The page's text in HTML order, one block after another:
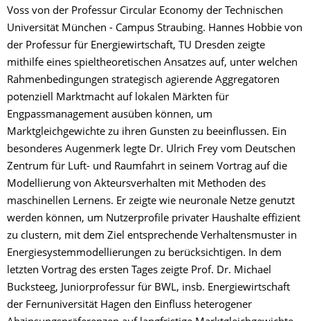
Voss von der Professur Circular Economy der Technischen
Universität München - Campus Straubing. Hannes Hobbie von
der Professur für Energiewirtschaft, TU Dresden zeigte
mithilfe eines spieltheoretischen Ansatzes auf, unter welchen
Rahmenbedingungen strategisch agierende Aggregatoren
potenziell Marktmacht auf lokalen Märkten für
Engpassmanagement ausüben können, um
Marktgleichgewichte zu ihren Gunsten zu beeinflussen. Ein
besonderes Augenmerk legte Dr. Ulrich Frey vom Deutschen
Zentrum für Luft- und Raumfahrt in seinem Vortrag auf die
Modellierung von Akteursverhalten mit Methoden des
maschinellen Lernens. Er zeigte wie neuronale Netze genutzt
werden können, um Nutzerprofile privater Haushalte effizient
zu clustern, mit dem Ziel entsprechende Verhaltensmuster in
Energiesystemmodellierungen zu berücksichtigen. In dem
letzten Vortrag des ersten Tages zeigte Prof. Dr. Michael
Bucksteeg, Juniorprofessur für BWL, insb. Energiewirtschaft
der Fernuniversität Hagen den Einfluss heterogener